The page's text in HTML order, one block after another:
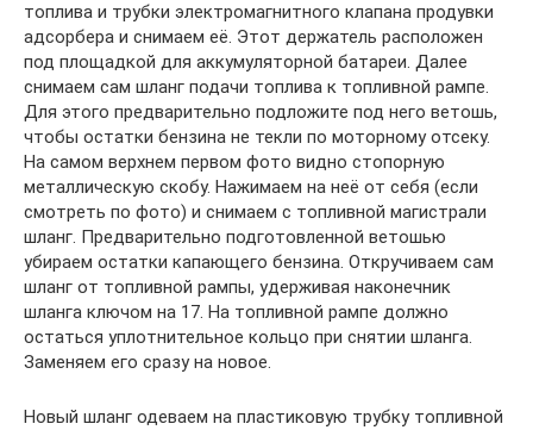
топлива и трубки электромагнитного клапана продувки
адсорбера и снимаем её. Этот держатель расположен
под площадкой для аккумуляторной батареи. Далее
снимаем сам шланг подачи топлива к топливной рампе.
Для этого предварительно подложите под него ветошь,
чтобы остатки бензина не текли по моторному отсеку.
На самом верхнем первом фото видно стопорную
металлическую скобу. Нажимаем на неё от себя (если
смотреть по фото) и снимаем с топливной магистрали
шланг. Предварительно подготовленной ветошью
убираем остатки капающего бензина. Откручиваем сам
шланг от топливной рампы, удерживая наконечник
шланга ключом на 17. На топливной рампе должно
остаться уплотнительное кольцо при снятии шланга.
Заменяем его сразу на новое.
Новый шланг одеваем на пластиковую трубку топливной